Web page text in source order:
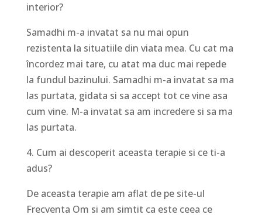
interior?
Samadhi m-a invatat sa nu mai opun
rezistenta la situatiile din viata mea. Cu cat ma
încordez mai tare, cu atat ma duc mai repede
la fundul bazinului. Samadhi m-a invatat sa ma
las purtata, gidata si sa accept tot ce vine asa
cum vine. M-a invatat sa am incredere si sa ma
las purtata.
4. Cum ai descoperit aceasta terapie si ce ti-a
adus?
De aceasta terapie am aflat de pe site-ul
Frecventa Om si am simtit ca este ceea ce